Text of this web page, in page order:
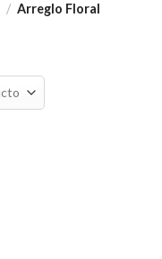
/ Arreglo Floral